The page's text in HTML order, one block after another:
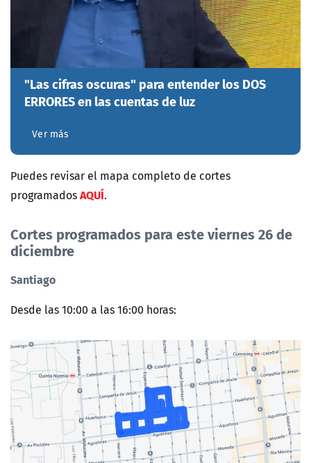
"Las cifras oscuras" para entender los DOS
ERRORES en las cuentas de luz
Ver más
Puedes revisar el mapa completo de cortes
programadosAQUÍ.
Cortes programados para este viernes 26 de
diciembre
Santiago
Desde las 10:00 a las 16:00 horas: